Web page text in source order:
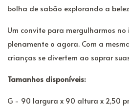
bolha de sabão explorando a
Um convite para mergulharmos
plenamente o agora. Com a
crianças se divertem ao soprar
Tamanhos disponíveis:
G - 90 largura x 90 altura x 2,50